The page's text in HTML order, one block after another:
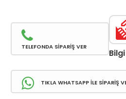
TELEFONDA SİPARİŞ VER
TIKLA WHATSAPP İLE SİPARİŞ